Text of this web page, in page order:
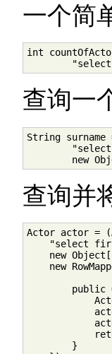
一个简
int
查询一
String
new
查询并
Actor actor =
"select
new
new
public
        }